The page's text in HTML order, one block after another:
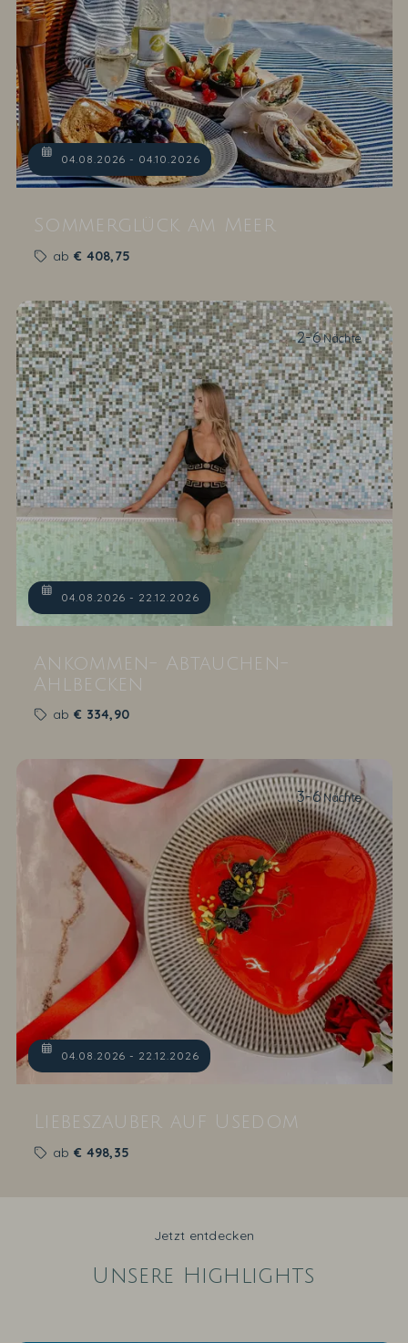
04.08.2026 - 04.10.2026
Sommerglück am Meer
ab€ 408,75
2-6Nächte
04.08.2026 - 22.12.2026
Ankommen- Abtauchen-
Ahlbecken
ab€ 334,90
3-6Nächte
04.08.2026 - 22.12.2026
Liebeszauber auf Usedom
ab€ 498,35
Jetzt entdecken
Unsere Highlights